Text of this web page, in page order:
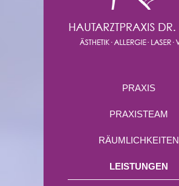
PRAXIS
PRAXISTEAM
RÄUMLICHKEITEN
LEISTUNGEN